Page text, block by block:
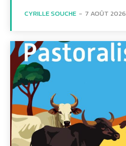
CYRILLE SOUCHE - 7 AOÛT 2026